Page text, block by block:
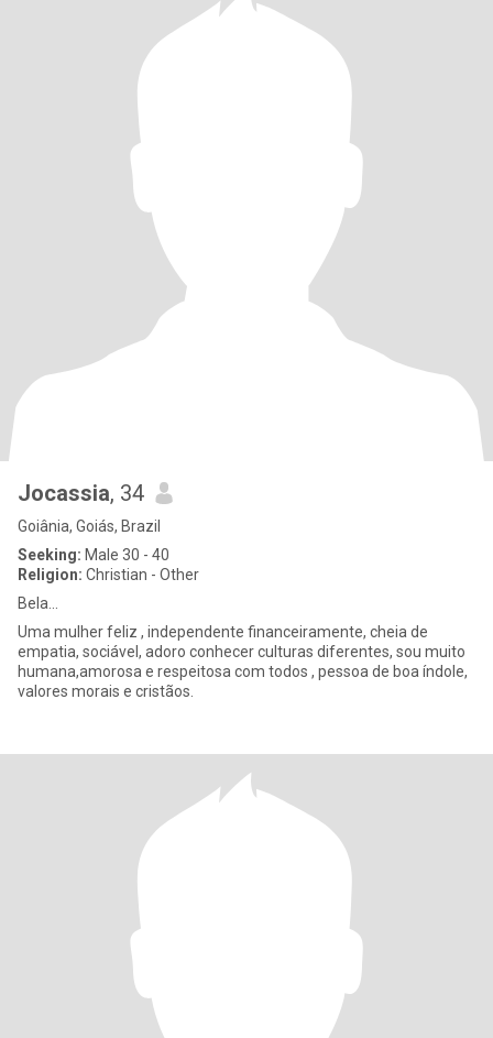
Jocassia, 34
Goiânia, Goiás, Brazil
Seeking: Male 30 - 40
Religion: Christian - Other
Bela...
Uma mulher feliz , independente financeiramente, cheia de
empatia, sociável, adoro conhecer culturas diferentes, sou muito
humana,amorosa e respeitosa com todos , pessoa de boa índole,
valores morais e cristãos.